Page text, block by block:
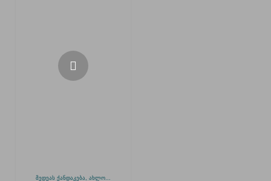
მედეას ქანდაკება, ახლო...